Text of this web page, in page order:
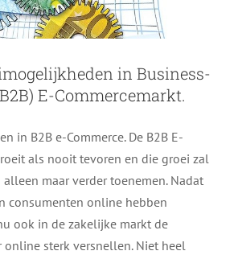
in Business-
E-Commercemarkt.
in B2B e-Commerce. De B2B E-
als nooit tevoren en die groei zal
maar verder toenemen. Nadat
consumenten online hebben
ook in de zakelijke markt de
sterk versnellen. Niet heel